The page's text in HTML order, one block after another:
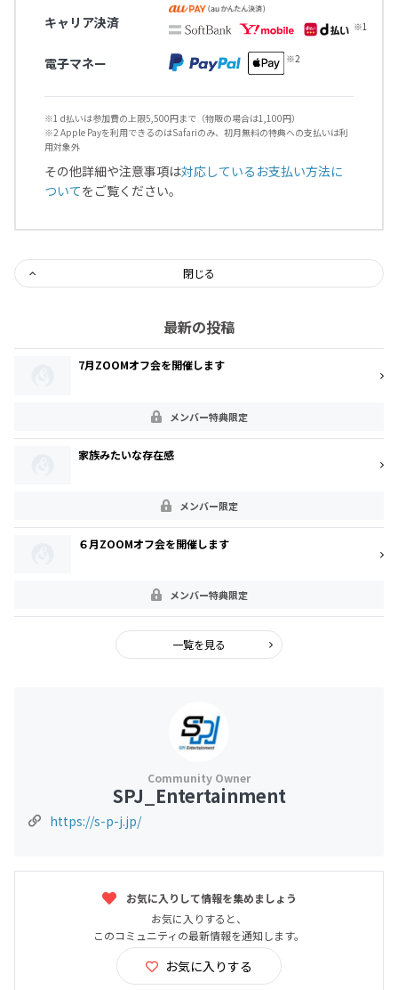
キャリア決済
電子マネー
※1 d払いは参加費の上限5,500円まで（物販の場合は1,100円）
※2 Apple Payを利用できるのはSafariのみ、初月無料の特典への支払いは利
用対象外
その他詳細や注意事項は対応しているお支払い方法に
ついてをご覧ください。
閉じる
最新の投稿
7月ZOOMオフ会を開催します
メンバー特典限定
家族みたいな存在感
メンバー限定
６月ZOOMオフ会を開催します
メンバー特典限定
一覧を見る
SPJ_Entertainment
https://s-p-j.jp/
お気に入りして情報を集めましょう
お気に入りすると、
このコミュニティの最新情報を通知します。
お気に入りする